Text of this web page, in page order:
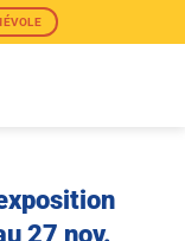
27 nov.